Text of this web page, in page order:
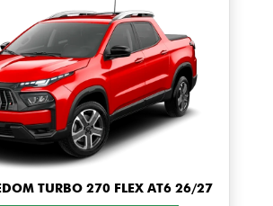
TURBO 270 FLEX AT6 26/27